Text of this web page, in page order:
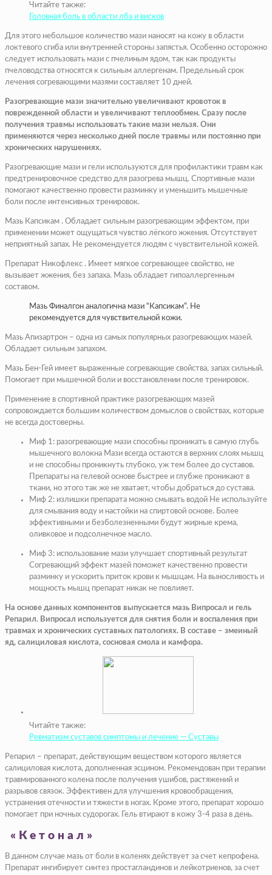
Читайте также:
Головная боль в области лба и висков
Для этого небольшое количество мази наносят на кожу в области
локтевого сгиба или внутренней стороны запястья. Особенно осторожно
следует использовать мази с пчелиным ядом, так как продукты
пчеловодства относятся к сильным аллергенам. Предельный срок
лечения согревающими мазями составляет 10 дней.
Разогревающие мази значительно увеличивают кровоток в
поврежденной области и увеличивают теплообмен. Сразу после
получения травмы использовать такие мази нельзя. Они
применяются через несколько дней после травмы или постоянно при
хронических нарушениях.
Разогревающие мази и гели используются для профилактики травм как
предтренировочное средство для разогрева мышц. Спортивные мази
помогают качественно провести разминку и уменьшить мышечные
боли после интенсивных тренировок.
Мазь Капсикам . Обладает сильным разогревающим эффектом, при
применении может ощущаться чувство лёгкого жжения. Отсутствует
неприятный запах. Не рекомендуется людям с чувствительной кожей.
Препарат Никофлекс . Имеет мягкое согревающее свойство, не
вызывает жжения, без запаха. Мазь обладает гипоаллергенным
составом.
Мазь Финалгон аналогична мази “Капсикам”. Не
рекомендуется для чувствительной кожи.
Мазь Апизартрон – одна из самых популярных разогревающих мазей.
Обладает сильным запахом.
Мазь Бен-Гей имеет выраженные согревающие свойства, запах сильный.
Помогает при мышечной боли и восстановлении после тренировок.
Применение в спортивной практике разогревающих мазей
сопровождается большим количеством домыслов о свойствах, которые
не всегда достоверны.
Миф 1: разогревающие мази способны проникать в самую глубь
мышечного волокна Мази всегда остаются в верхних слоях мышц
и не способны проникнуть глубоко, уж тем более до суставов.
Препараты на гелевой основе быстрее и глубже проникают в
ткани, но этого так же не хватает, чтобы добраться до сустава.
Миф 2: излишки препарата можно смывать водой Не используйте
для смывания воду и настойки на спиртовой основе. Более
эффективными и безболезненными будут жирные крема,
оливковое и подсолнечное масло.
Миф 3: использование мази улучшает спортивный результат
Согревающий эффект мазей поможет качественно провести
разминку и ускорить приток крови к мышцам. На выносливость и
мощность мышц препарат никак не повлияет.
На основе данных компонентов выпускается мазь Випросал и гель
Репарил. Випросал используется для снятия боли и воспаления при
травмах и хронических суставных патологиях. В составе – змеиный
яд, салициловая кислота, сосновая смола и камфора.
Читайте также:
Ревматизм суставов симптомы и лечение — Суставы
Репарил – препарат, действующим веществом которого является
салициловая кислота, дополненная эсцином. Рекомендован при терапии
травмированного колена после получения ушибов, растяжений и
разрывов связок. Эффективен для улучшения кровообращения,
устранения отечности и тяжести в ногах. Кроме этого, препарат хорошо
помогает при ночных судорогах. Гель втирают в кожу 3-4 раза в день.
«Кетонал»
В данном случае мазь от боли в коленях действует за счет кепрофена.
Препарат ингибирует синтез простагландинов и лейкотриенов, за счет